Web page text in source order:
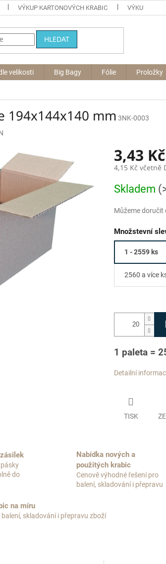
VÝKUP KARTONOVÝCH KRABIC VÝKUP BIG
HLEDAT
velikosti Big Bagy Fólie Proložky
194x144x140 mm 3NK-0003
3,43 Kč
4,15 Kč včetně
cena:
Skladem
Můžeme doručit
Množstevní
1 - 2559 ks
2560 a více
1 paleta =
Detailní
TISK
do
Nabídka nových a
použitých krabic
Cenově výhodné řešení pro
balení, skladování i přepravu
na míru
skladování i přepravu zboží